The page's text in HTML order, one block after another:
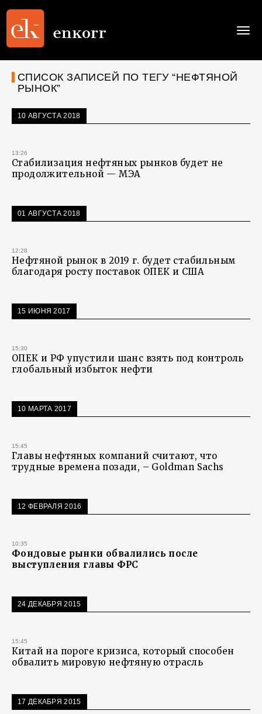
СПИСОК ЗАПИСЕЙ ПО ТЕГУ “НЕФТЯНОЙ
РЫНОК”
10 АВГУСТА 2018
13:26
Стабилизация нефтяных рынков будет не
продолжительной — МЭА
01 АВГУСТА 2018
12:28
Нефтяной рынок в 2019 г. будет стабильным
благодаря росту поставок ОПЕК и США
15 ИЮНЯ 2017
15:30
ОПЕК и РФ упустили шанс взять под контроль
глобальный избыток нефти
10 МАРТА 2017
15:45
Главы нефтяных компаний считают, что
трудные времена позади, – Goldman Sachs
12 ФЕВРАЛЯ 2016
10:35
Фондовые рынки обвалились после
выступления главы ФРС
24 ДЕКАБРЯ 2015
15:45
Китай на пороге кризиса, который способен
обвалить мировую нефтяную отрасль
17 ДЕКАБРЯ 2015